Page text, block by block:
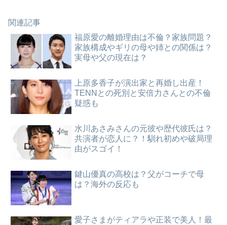
関連記事
福原愛の離婚理由は不倫？家族問題？
家族構成やギリの母や姉との関係は？
実母や父の現在は？
上原多香子が演出家と再婚し出産！
TENNとの死別と安倍力さんとの不倫
疑惑も
水川あさみさんの元彼や歴代彼氏は？
共演者が恋人に？！馴れ初めや破局理
由がスゴイ！
鍵山優真の高校は？父がコーチで母
は？海外の反応も
愛子さまがティアラや正装で美人！最